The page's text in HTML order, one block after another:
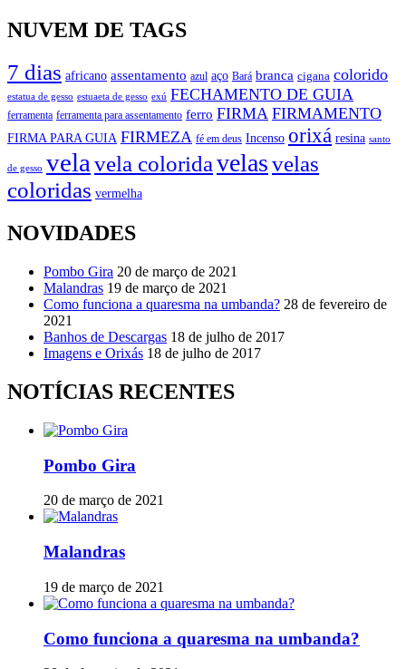
NUVEM DE TAGS
7 dias africano assentamento azul aço Bará branca cigana colorido
estatua de gesso estuaeta de gesso exú FECHAMENTO DE GUIA
ferramenta ferramenta para assentamento ferro FIRMA FIRMAMENTO
FIRMA PARA GUIA FIRMEZA fé em deus Incenso orixá resina santo
de gesso velavela coloridavelasvelas
coloridas vermelha
NOVIDADES
Pombo Gira 20 de março de 2021
Malandras 19 de março de 2021
Como funciona a quaresma na umbanda? 28 de fevereiro de
2021
Banhos de Descargas 18 de julho de 2017
Imagens e Orixás 18 de julho de 2017
NOTÍCIAS RECENTES
Pombo Gira
20 de março de 2021
Malandras
19 de março de 2021
Como funciona a quaresma na umbanda?